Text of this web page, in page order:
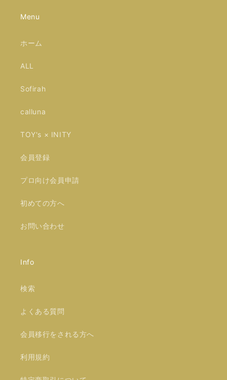
Menu
ホーム
ALL
Sofirah
calluna
TOY's × INITY
会員登録
プロ向け会員申請
初めての方へ
お問い合わせ
Info
検索
よくある質問
会員移行をされる方へ
利用規約